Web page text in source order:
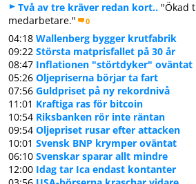
Två av tre kräver redan kort.. "Ökad
medarbetare."
0
04:18 Wallenberg bygger krutfabrik
09:22 Största matprisfallet på 30 år
08:47 Inflationen "störtdyker" oväntat
05:26 Oljepriserna börjar ta fart
07:56 Guldpriset på ny rekordnivå
11:01 Kraftiga ras för bitcoin
10:54 Riksbanken rör inte räntan
09:54 Oljepriset rusar efter attacken
10:01 Svensk BNP krymper oväntat
06:10 Svenskar sparar allt mindre
12:00 Idag tar Ica endast kontanter